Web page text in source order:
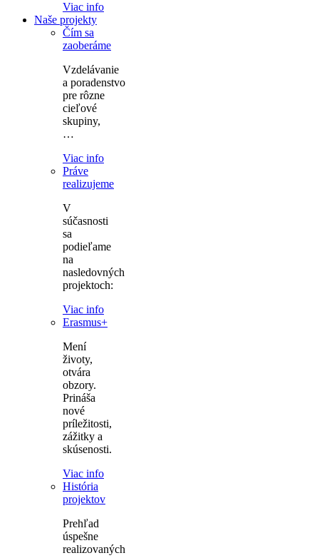
Viac info
Naše projekty
Čím sa
zaoberáme
Vzdelávanie
a poradenstvo
pre rôzne
cieľové
skupiny,
…
Viac info
Práve
realizujeme
V
súčasnosti
sa
podieľame
na
nasledovných
projektoch:
Viac info
Erasmus+
Mení
životy,
otvára
obzory.
Prináša
nové
príležitosti,
zážitky a
skúsenosti.
Viac info
História
projektov
Prehľad
úspešne
realizovaných